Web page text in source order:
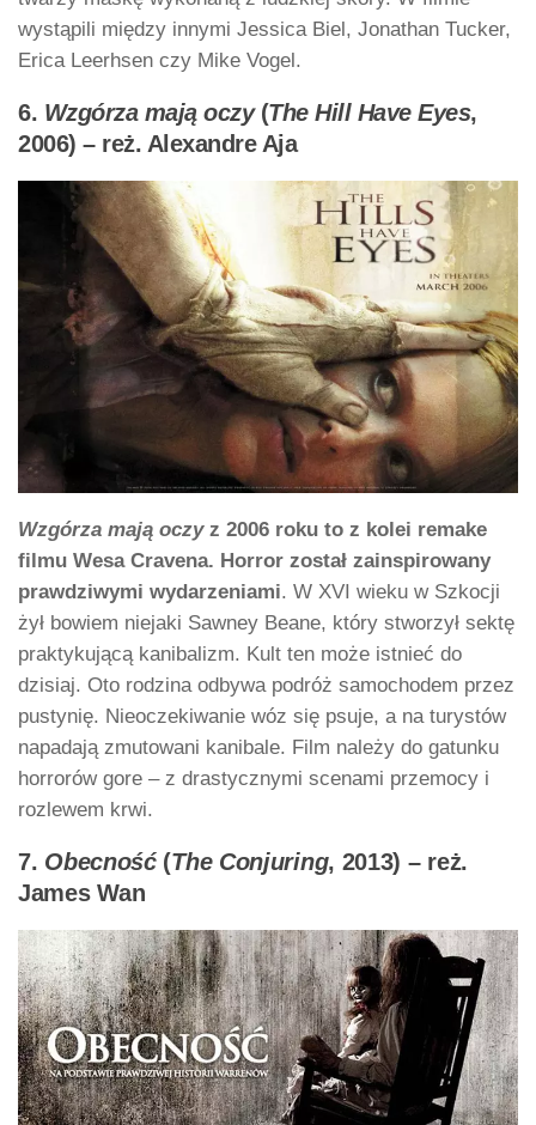
wystąpili między innymi Jessica Biel, Jonathan Tucker,
Erica Leerhsen czy Mike Vogel.
6. Wzgórza mają oczy(The Hill Have Eyes,
2006) – reż. Alexandre Aja
Wzgórza mają oczyz 2006 roku to z kolei remake
filmu Wesa Cravena. Horror został zainspirowany
prawdziwymi wydarzeniami. W XVI wieku w Szkocji
żył bowiem niejaki Sawney Beane, który stworzył sektę
praktykującą kanibalizm. Kult ten może istnieć do
dzisiaj. Oto rodzina odbywa podróż samochodem przez
pustynię. Nieoczekiwanie wóz się psuje, a na turystów
napadają zmutowani kanibale. Film należy do gatunku
horrorów gore – z drastycznymi scenami przemocy i
rozlewem krwi.
7. Obecność(The Conjuring, 2013) – reż.
James Wan